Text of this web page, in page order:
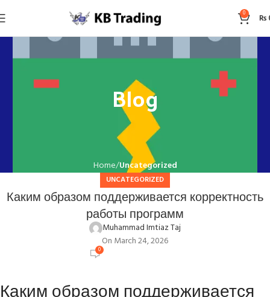
0 ₨
Blog
Home Uncategorized
UNCATEGORIZED
Каким образом поддерживается корректность
работы программ
Muhammad Imtiaz Taj
On March 24, 2026
0
Каким образом поддерживается